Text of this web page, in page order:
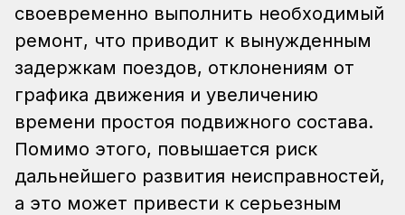
своевременно выполнить необходимый
ремонт, что приводит к вынужденным
задержкам поездов, отклонениям от
графика движения и увеличению
времени простоя подвижного состава.
Помимо этого, повышается риск
дальнейшего развития неисправностей,
а это может привести к серьезным